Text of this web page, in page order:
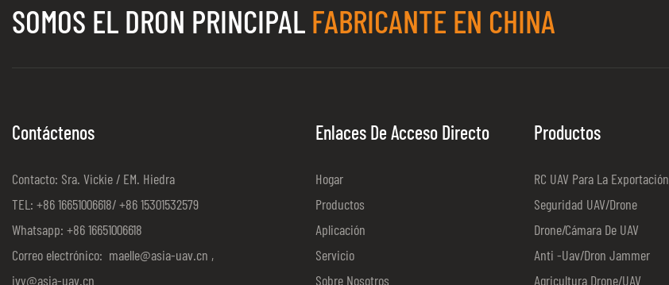
SOMOS EL DRON PRINCIPAL FABRICANTE EN CHINA
Contáctenos
Contacto: Sra. Vickie / EM. Hiedra
TEL: +86 16651006618/ +86 15301532579
Whatsapp: +86 16651006618
Correo electrónico: maelle@asia-uav.cn ,
ivy@asia-uav.cn
Enlaces De Acceso Directo
Hogar
Productos
Aplicación
Servicio
Sobre Nosotros
Productos
RC UAV Para La Exportación
Seguridad UAV/Drone
Drone/cámara De UAV
Anti -uav/dron Jammer
Agricultura Drone/UAV